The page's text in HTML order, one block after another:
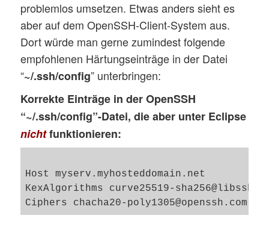
problemlos umsetzen. Etwas anders sieht es
aber auf dem OpenSSH-Client-System aus.
Dort würde man gerne zumindest folgende
empfohlenen Härtungseinträge in der Datei
“~/.ssh/config” unterbringen:
Korrekte Einträge in der OpenSSH
“~/.ssh/config”-Datei, die aber unter Eclipse
nichtfunktionieren:
Host myserv.myhosteddomain.net
KexAlgorithms curve25519-